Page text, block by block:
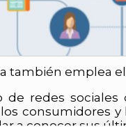
también emplea
redes sociales
consumidores y
a conocer sus